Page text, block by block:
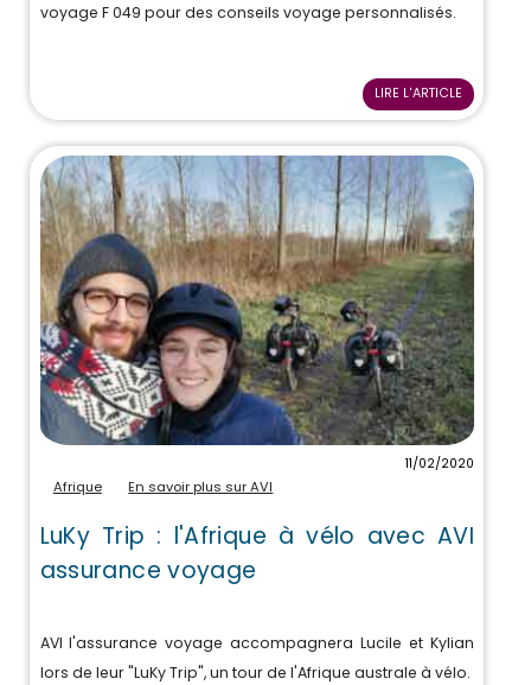
voyage F 049 pour des conseils voyage personnalisés.
LIRE L'ARTICLE
11/02/2020
Afrique En savoir plus sur AVI
LuKy Trip : l'Afrique à vélo avec AVI
assurance voyage
AVI l'assurance voyage accompagnera Lucile et Kylian
lors de leur "LuKy Trip", un tour de l'Afrique australe à vélo.